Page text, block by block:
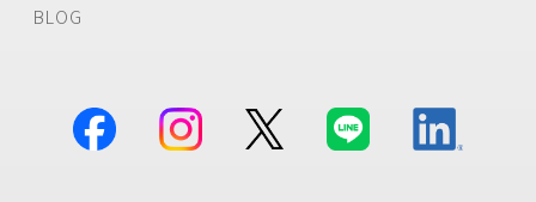
BLOG